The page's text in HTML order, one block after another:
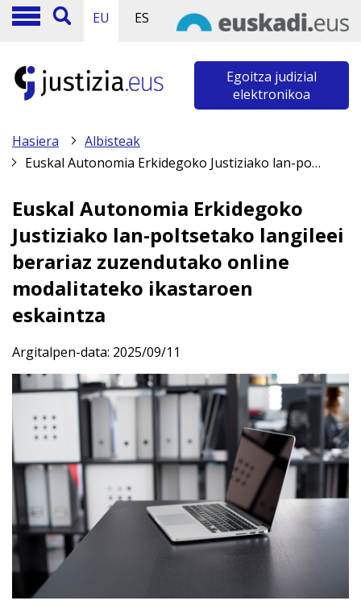
EU ES
Egoitza judizial
elektronikoa
Hasiera
Albisteak
Euskal Autonomia Erkidegoko Justiziako lan-poltsetako langileei berariaz zuzendutako online modalitateko ikastaroen eskaintza
Euskal Autonomia Erkidegoko
Justiziako lan-poltsetako langileei
berariaz zuzendutako online
modalitateko ikastaroen
eskaintza
Argitalpen-data: 2025/09/11